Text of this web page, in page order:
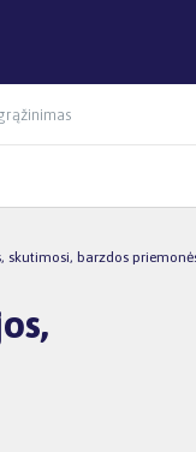
skutimosi, barzdos